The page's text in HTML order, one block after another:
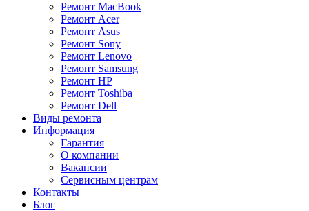
Ремонт MacBook
Ремонт Acer
Ремонт Asus
Ремонт Sony
Ремонт Lenovo
Ремонт Samsung
Ремонт HP
Ремонт Toshiba
Ремонт Dell
Виды ремонта
Информация
Гарантия
О компании
Вакансии
Сервисным центрам
Контакты
Блог